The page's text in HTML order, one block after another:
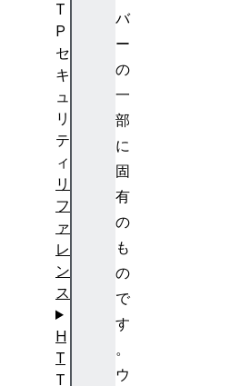
バ
ー
の
一
部
に
固
有
の
も
の
で
す
。
ウ
T
P
セ
キ
ュ
リ
テ
ィ
リ
フ
ァ
レ
ン
ス
H
T
T